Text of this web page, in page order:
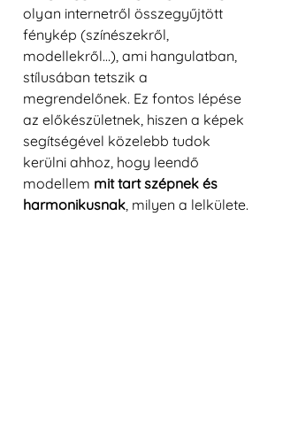
olyan internetről összegyűjtött
fénykép (színészekről,
modellekről…), ami hangulatban,
stílusában tetszik a
megrendelőnek. Ez fontos lépése
az előkészületnek, hiszen a képek
segítségével közelebb tudok
kerülni ahhoz, hogy leendő
modellem mit tart szépnek és
harmonikusnak , milyen a lelkülete.